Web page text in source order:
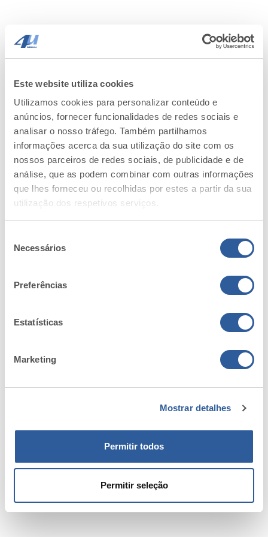
Este website utiliza cookies
Utilizamos cookies para personalizar conteúdo e
anúncios, fornecer funcionalidades de redes sociais e
analisar o nosso tráfego. Também partilhamos
informações acerca da sua utilização do site com os
nossos parceiros de redes sociais, de publicidade e de
análise, que as podem combinar com outras informações
que lhes forneceu ou recolhidas por estes a partir da sua
utilização dos respetivos serviços.
Necessários
Preferências
Estatísticas
Marketing
Mostrar detalhes
Permitir todos
Permitir seleção
Crie uma conta connosco . . .Registar
Lembrar